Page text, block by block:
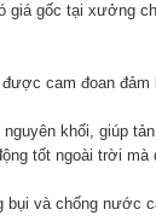
giá gốc tại xưởng
cam đoan đảm
khối, giúp
tốt ngoài trời
bụi và chống nước